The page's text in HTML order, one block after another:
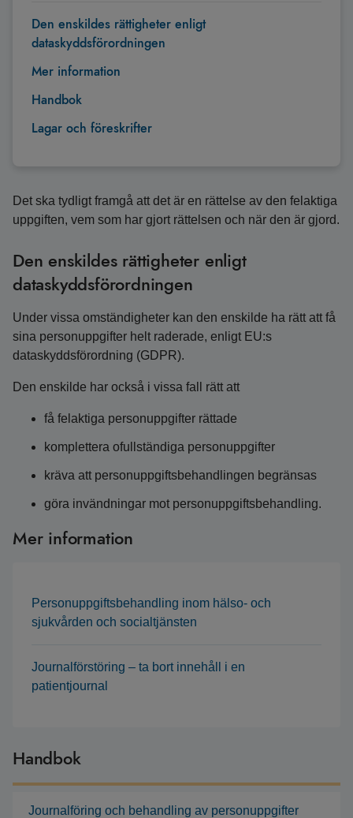
Den enskildes rättigheter enligt
dataskyddsförordningen
Mer information
Handbok
Lagar och föreskrifter
Det ska tydligt framgå att det är en rättelse av den felaktiga
uppgiften, vem som har gjort rättelsen och när den är gjord.
Den enskildes rättigheter enligt
dataskyddsförordningen
Under vissa omständigheter kan den enskilde ha rätt att få
sina personuppgifter helt raderade, enligt EU:s
dataskyddsförordning (GDPR).
Den enskilde har också i vissa fall rätt att
få felaktiga personuppgifter rättade
komplettera ofullständiga personuppgifter
kräva att personuppgiftsbehandlingen begränsas
göra invändningar mot personuppgiftsbehandling.
Mer information
Personuppgiftsbehandling inom hälso- och
sjukvården och socialtjänsten
Journalförstöring – ta bort innehåll i en
patientjournal
Handbok
Journalföring och behandling av personuppgifter